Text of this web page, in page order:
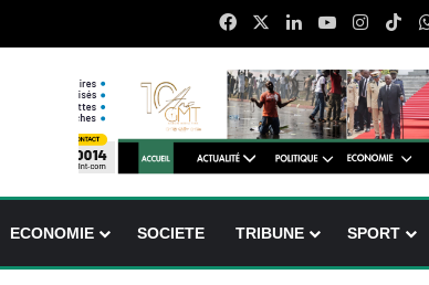
FacebookLinkedinYouTube
ECONOMIE SOCIETE TRIBUNE SPORT